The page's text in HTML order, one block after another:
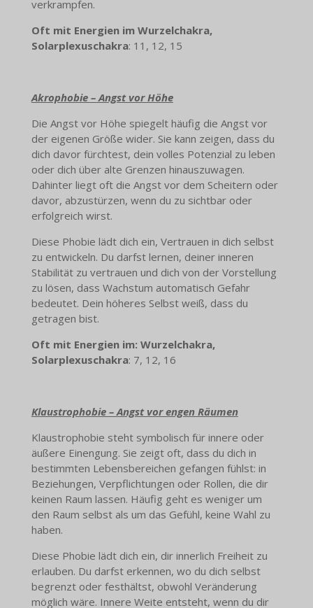
verkrampfen.
Oft mit Energien im Wurzelchakra,
Solarplexuschakra: 11, 12, 15
Akrophobie – Angst vor Höhe
Die Angst vor Höhe spiegelt häufig die Angst vor
der eigenen Größe wider. Sie kann zeigen, dass du
dich davor fürchtest, dein volles Potenzial zu leben
oder dich über alte Grenzen hinauszuwagen.
Dahinter liegt oft die Angst vor dem Scheitern oder
davor, abzustürzen, wenn du zu sichtbar oder
erfolgreich wirst.
Diese Phobie lädt dich ein, Vertrauen in dich selbst
zu entwickeln. Du darfst lernen, deiner inneren
Stabilität zu vertrauen und dich von der Vorstellung
zu lösen, dass Wachstum automatisch Gefahr
bedeutet. Dein höheres Selbst weiß, dass du
getragen bist.
Oft mit Energien im: Wurzelchakra,
Solarplexuschakra: 7, 12, 16
Klaustrophobie – Angst vor engen Räumen
Klaustrophobie steht symbolisch für innere oder
äußere Einengung. Sie zeigt oft, dass du dich in
bestimmten Lebensbereichen gefangen fühlst: in
Beziehungen, Verpflichtungen oder Rollen, die dir
keinen Raum lassen. Häufig geht es weniger um
den Raum selbst als um das Gefühl, keine Wahl zu
haben.
Diese Phobie lädt dich ein, dir innerlich Freiheit zu
erlauben. Du darfst erkennen, wo du dich selbst
begrenzt oder festhältst, obwohl Veränderung
möglich wäre. Innere Weite entsteht, wenn du dir